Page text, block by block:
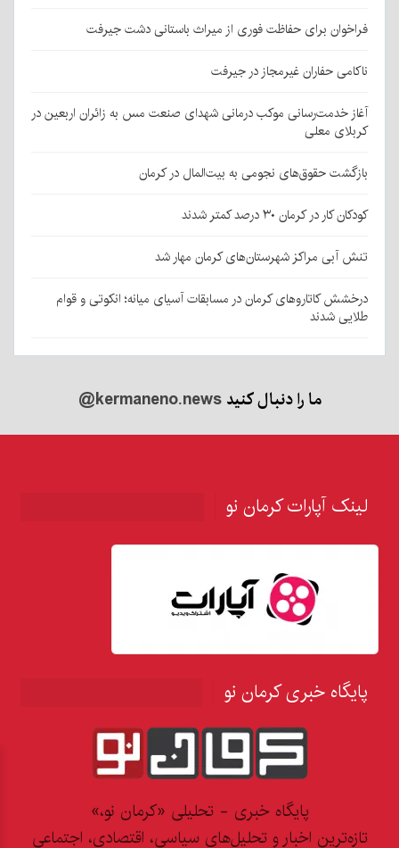
فراخوان برای حفاظت فوری از میراث باستانی دشت جیرفت
ناکامی حفاران غیرمجاز در جیرفت
آغاز خدمت‌رسانی موکب درمانی شهدای صنعت مس به زائران اربعین در
کربلای معلی
بازگشت حقوق‌های نجومی به بیت‌المال در کرمان
کودکان کار در کرمان ۳۰ درصد کمتر شدند
تنش آبی مراکز شهرستان‌های کرمان مهار شد
درخشش کاتاروهای کرمان در مسابقات آسیای میانه؛ انکوتی و قوام
طلایی شدند
ما را دنبال کنید@kermaneno.news
لینک آپارات کرمان نو
پایگاه خبری کرمان نو
پایگاه خبری - تحلیلی «کرمان نو،»
تازه‌ترین اخبار و تحلیل‌های سیاسی، اقتصادی، اجتماعی